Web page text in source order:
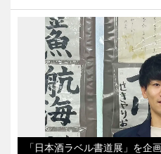
「日本酒ラベル書道展」を企